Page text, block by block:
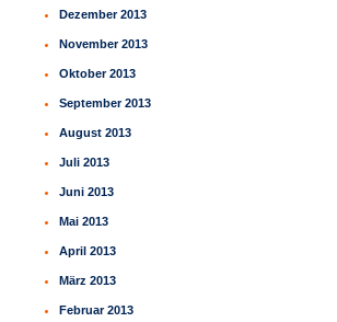
Dezember 2013
November 2013
Oktober 2013
September 2013
August 2013
Juli 2013
Juni 2013
Mai 2013
April 2013
März 2013
Februar 2013